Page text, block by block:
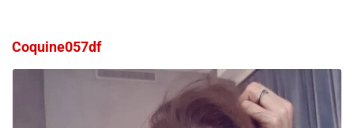
Coquine057df